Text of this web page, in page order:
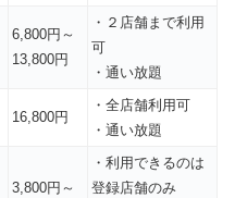
6,800円～
13,800円
・２店舗まで利用
可
・通い放題
16,800円
・全店舗利用可
・通い放題
3,800円～
・利用できるのは
登録店舗のみ